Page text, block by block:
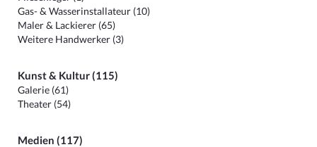
Gas- & Wasserinstallateur (10)
Maler & Lackierer (65)
Weitere Handwerker (3)
Kunst & Kultur (115)
Galerie (61)
Theater (54)
Medien (117)